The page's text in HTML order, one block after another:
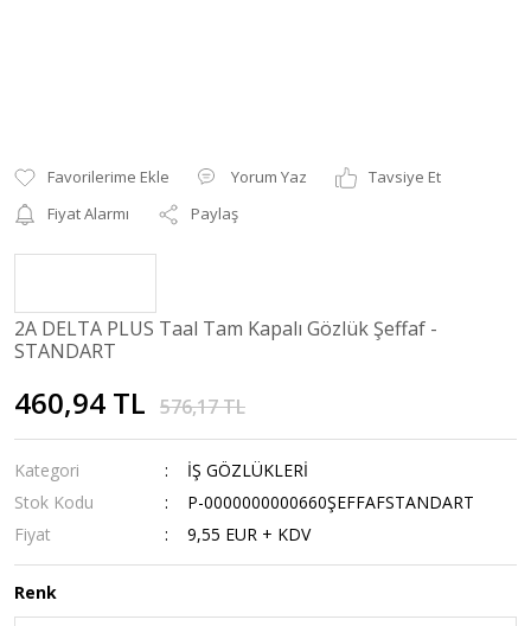
Yorum Yaz
Tavsiye Et
Fiyat Alarmı
Paylaş
2A DELTA PLUS Taal Tam Kapalı Gözlük Şeffaf -
STANDART
460,94 TL 576,17 TL
Kategori
İŞ GÖZLÜKLERİ
Stok Kodu
P-0000000000660ŞEFFAFSTANDART
Fiyat
9,55 EUR + KDV
Renk